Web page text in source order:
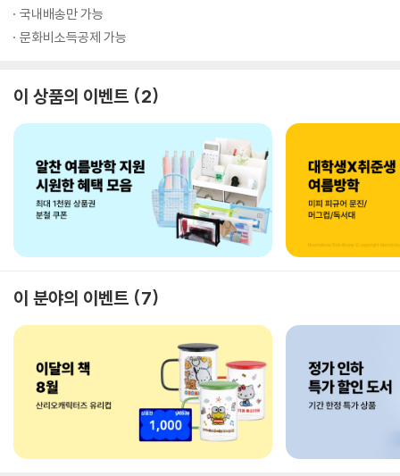
국내배송만 가능
문화비소득공제 가능
이 상품의 이벤트 2
이 분야의 이벤트 7